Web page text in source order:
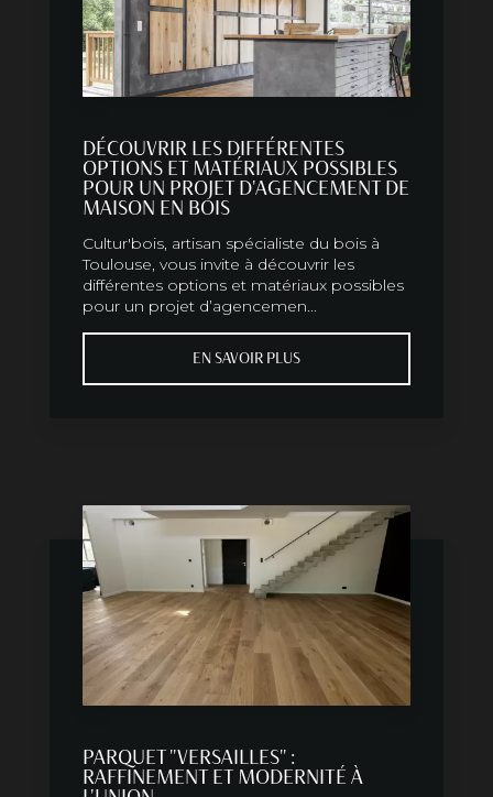
DÉCOUVRIR LES DIFFÉRENTES
OPTIONS ET MATÉRIAUX POSSIBLES
POUR UN PROJET D'AGENCEMENT DE
MAISON EN BOIS
Cultur'bois, artisan spécialiste du bois à
Toulouse, vous invite à découvrir les
différentes options et matériaux possibles
pour un projet d’agencemen...
EN SAVOIR PLUS
PARQUET "VERSAILLES" :
RAFFINEMENT ET MODERNITÉ À